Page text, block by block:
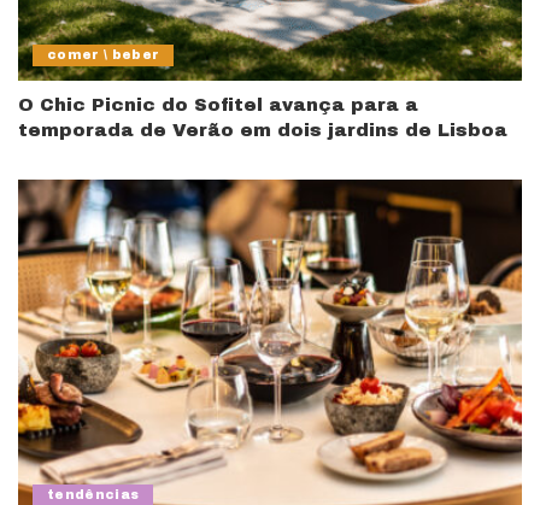
comer \ beber
O Chic Picnic do Sofitel avança para a
temporada de Verão em dois jardins de Lisboa
tendências